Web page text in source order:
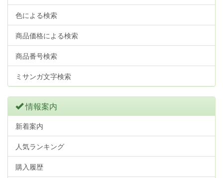
色による検索
商品価格による検索
商品番号検索
ミサンガ文字検索
情報案内
新着案内
人気ランキング
購入履歴